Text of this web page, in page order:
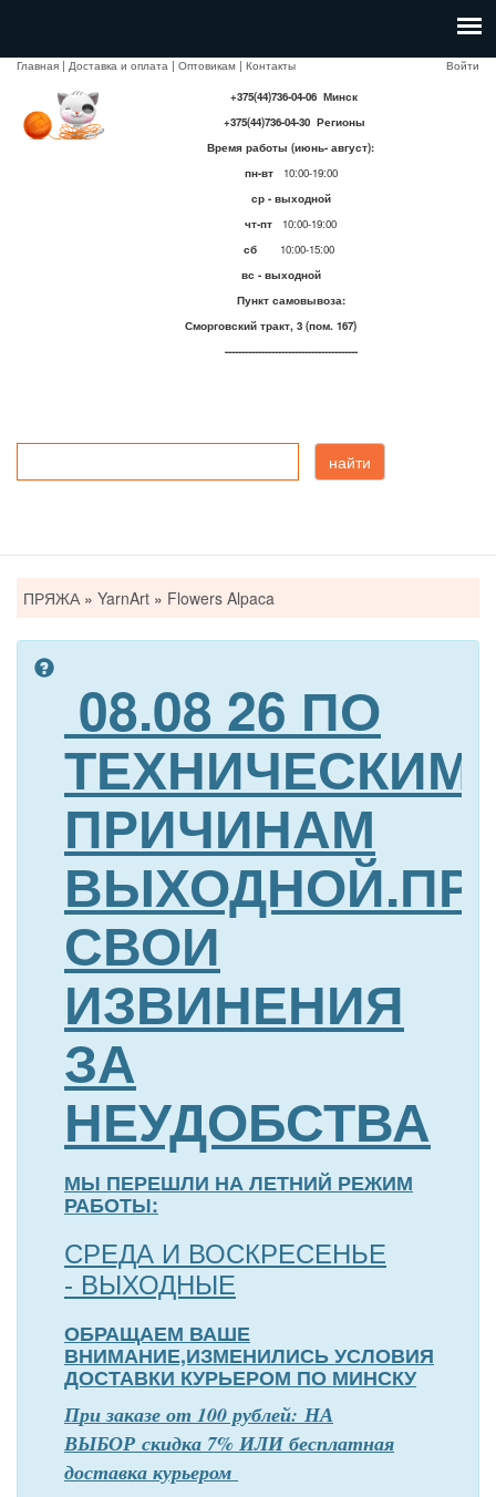
Главная | Доставка и оплата | Оптовикам | Контакты
Войти
+375(44)736-04-06 Минск
+375(44)736-04-30 Регионы
Время работы (июнь- август):
пн-вт
10:00-19:00
ср - выходной
чт-пт 10:00-19:00
сб
10:00-15:00
вс - выходной
Пункт самовывоза:
Сморговский тракт, 3 (пом. 167)
----------------------------------------
найти
здесь
ПРЯЖА » YarnArt » Flowers Alpaca
08.08 26 ПО
ТЕХНИЧЕСКИМ
ПРИЧИНАМ
СВОИ
ИЗВИНЕНИЯ
ЗА
НЕУДОБСТВА
МЫ ПЕРЕШЛИ НА ЛЕТНИЙ РЕЖИМ
РАБОТЫ:
СРЕДА И ВОСКРЕСЕНЬЕ
- ВЫХОДНЫЕ
ОБРАЩАЕМ ВАШЕ
ВНИМАНИЕ,ИЗМЕНИЛИСЬ УСЛОВИЯ
ДОСТАВКИ КУРЬЕРОМ ПО МИНСКУ
При заказе от 100 рублей: НА
ВЫБОР скидка 7% ИЛИ бесплатная
доставка курьером